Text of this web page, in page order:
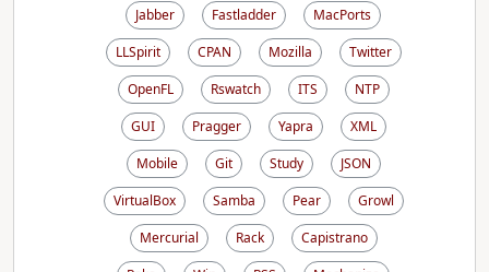
Jabber
Fastladder
MacPorts
LLSpirit
CPAN Mozilla
Twitter
OpenFL
Rswatch ITS
NTP
GUI
Pragger Yapra
XML
Mobile
Git Study
JSON
VirtualBox
Samba Pear
Growl
Mercurial
Rack
Capistrano